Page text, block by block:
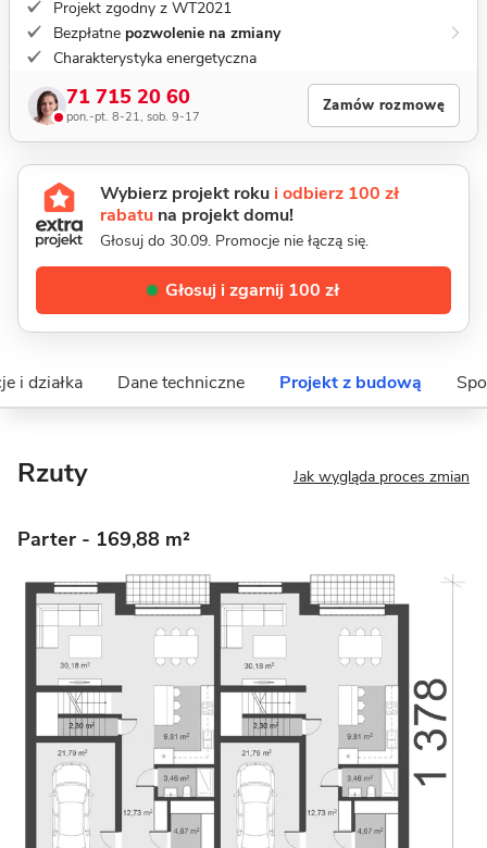
Projekt zgodny z WT2021
Bezpłatne pozwolenie na zmiany
Charakterystyka energetyczna
71 715 20 60
pon.-pt. 8-21, sob. 9-17
Zamów rozmowę
Wybierz projekt roku i odbierz 100 zł
rabatu na projekt domu!
Głosuj do 30.09. Promocje nie łączą się.
Głosuj i zgarnij 100 zł
i działka Dane techniczne Projekt z budową
Rzuty Jak wygląda proces zmian
Parter - 169,88 m²